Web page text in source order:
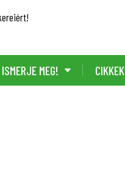
ISMERJE MEG! CIKKEK